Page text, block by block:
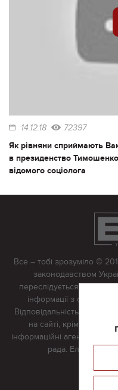
14.12.18 72397
Як рівняни сприймають
в президенство
відомого соціолога
Все – тобі зрозуміло ©
законодавством
переслідується в
інформації з сайту
Відповідальність за
на сайті, крім
інформаційні агентства
рада. Електронна